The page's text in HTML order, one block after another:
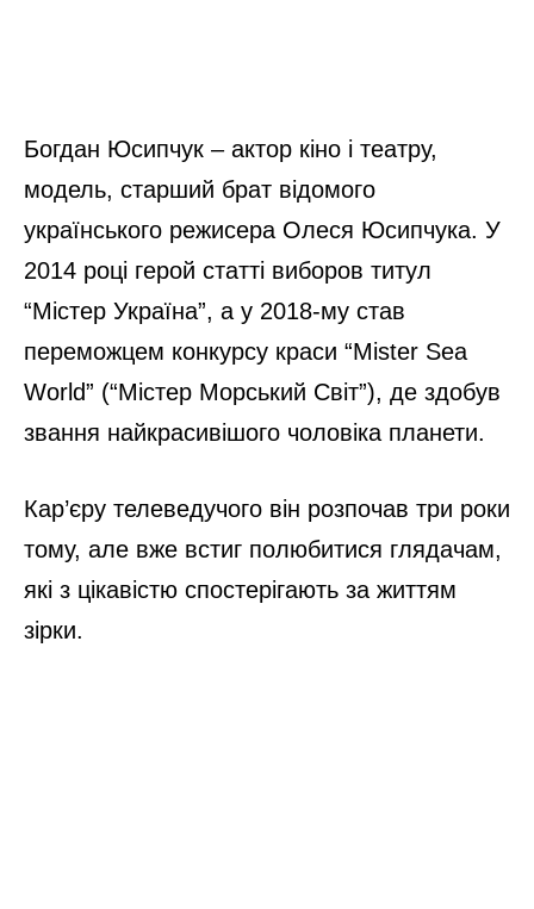
Богдан Юсипчук – актор кіно і театру,
модель, старший брат відомого
українського режисера Олеся Юсипчука. У
2014 році герой статті виборов титул
“Містер Україна”, а у 2018-му став
переможцем конкурсу краси “Mister Sea
World” (“Містер Морський Світ”), де здобув
звання найкрасивішого чоловіка планети.
Кар’єру телеведучого він розпочав три роки
тому, але вже встиг полюбитися глядачам,
які з цікавістю спостерігають за життям
зірки.